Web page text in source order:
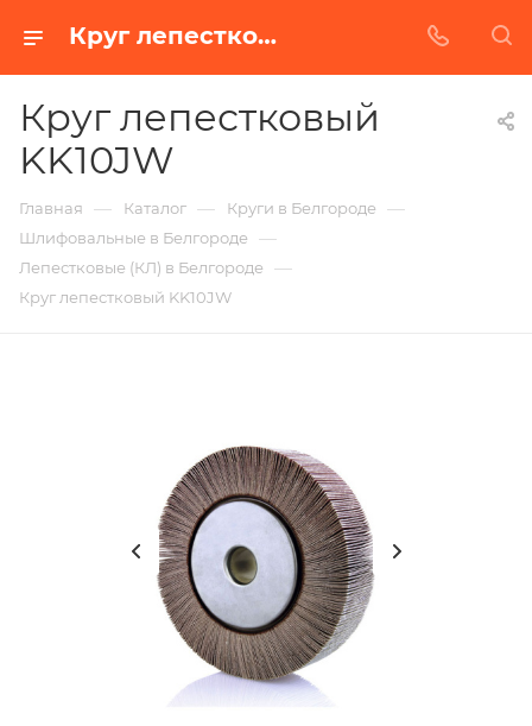
Круг лепестковый KK10JW в Белгороде | Купить по недорогой цене от Абразивного Завода
Круг лепестковый
KK10JW
Главная — Каталог — Круги в Белгороде —
Шлифовальные в Белгороде —
Лепестковые (КЛ) в Белгороде —
Круг лепестковый KK10JW